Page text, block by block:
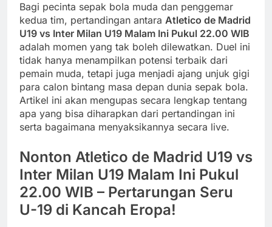
Bagi pecinta sepak bola muda dan penggemar
kedua tim, pertandingan antara Atletico de Madrid
U19 vs Inter Milan U19 Malam Ini Pukul 22.00 WIB
adalah momen yang tak boleh dilewatkan. Duel ini
tidak hanya menampilkan potensi terbaik dari
pemain muda, tetapi juga menjadi ajang unjuk gigi
para calon bintang masa depan dunia sepak bola.
Artikel ini akan mengupas secara lengkap tentang
apa yang bisa diharapkan dari pertandingan ini
serta bagaimana menyaksikannya secara live.
Nonton Atletico de Madrid U19 vs
Inter Milan U19 Malam Ini Pukul
22.00 WIB – Pertarungan Seru
U-19 di Kancah Eropa!